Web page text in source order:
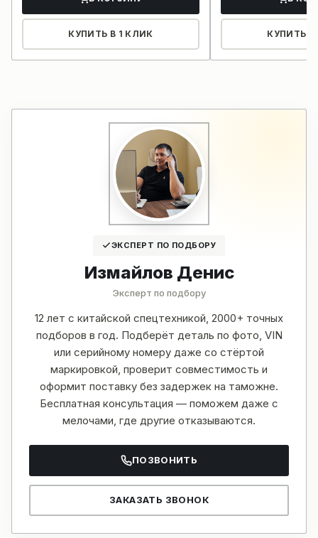
КУПИТЬ В 1 КЛИК КУПИТЬ В
ЭКСПЕРТ ПО ПОДБОРУ
Измайлов Денис
Эксперт по подбору
12 лет с китайской спецтехникой, 2000+ точных
подборов в год. Подберёт деталь по фото, VIN
или серийному номеру даже со стёртой
маркировкой, проверит совместимость и
оформит поставку без задержек на таможне.
Бесплатная консультация — поможем даже с
мелочами, где другие отказываются.
ПОЗВОНИТЬ
ЗАКАЗАТЬ ЗВОНОК